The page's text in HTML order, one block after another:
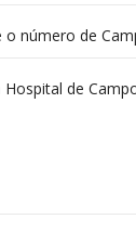
o número de
que morreram
Hospital de